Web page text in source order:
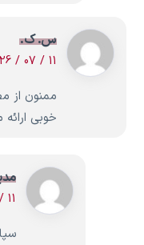
س. ک.
11 / 07 / 2026
ممنون از
خوبی
11 / 07 / 2026